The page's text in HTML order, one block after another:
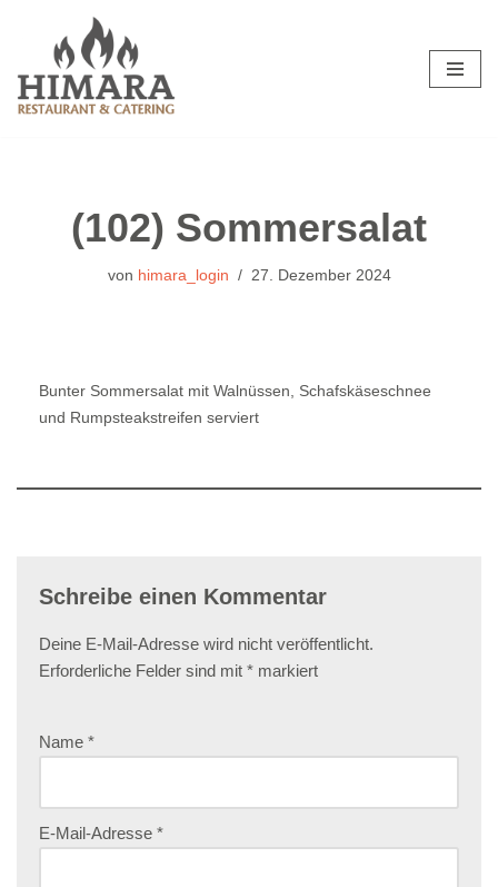
Inhalt
springen
(102) Sommersalat
von himara_login 27. Dezember 2024
Bunter Sommersalat mit Walnüssen, Schafskäseschnee
und Rumpsteakstreifen serviert
Schreibe einen Kommentar
Deine E-Mail-Adresse wird nicht veröffentlicht.
Erforderliche Felder sind mit * markiert
Name *
E-Mail-Adresse *